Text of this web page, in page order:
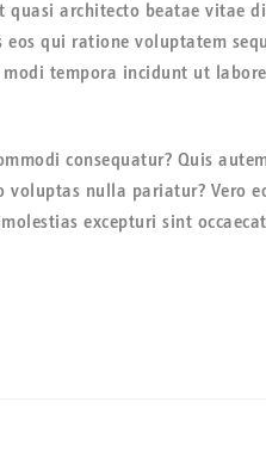
architecto beatae vitae
qui ratione voluptatem
tempora incidunt ut
consequatur? Quis
nulla pariatur? Vero
excepturi sint